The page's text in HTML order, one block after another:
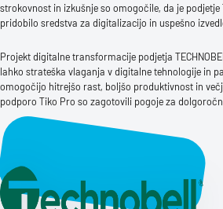
strokovnost in izkušnje so omogočile, da je podjetje
pridobilo sredstva za digitalizacijo in uspešno
Projekt digitalne transformacije podjetja
lahko strateška vlaganja v digitalne tehnologije in
omogočijo hitrejšo rast, boljšo produktivnost in
podporo Tiko Pro so zagotovili pogoje za